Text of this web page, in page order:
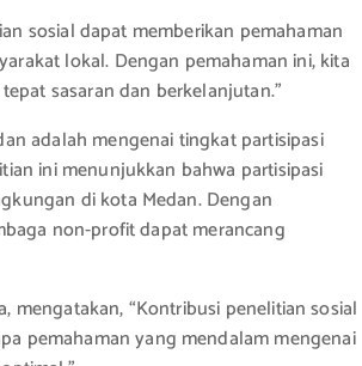
sosial dapat memberikan pemahaman
lokal. Dengan pemahaman ini, kita
sasaran dan berkelanjutan.”
adalah mengenai tingkat partisipasi
ini menunjukkan bahwa partisipasi
di kota Medan. Dengan
non-profit dapat merancang
mengatakan, “Kontribusi penelitian sosial
pemahaman yang mendalam mengenai